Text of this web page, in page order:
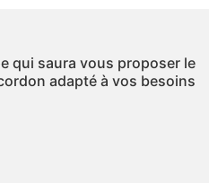
qui saura vous proposer le
adapté à vos besoins